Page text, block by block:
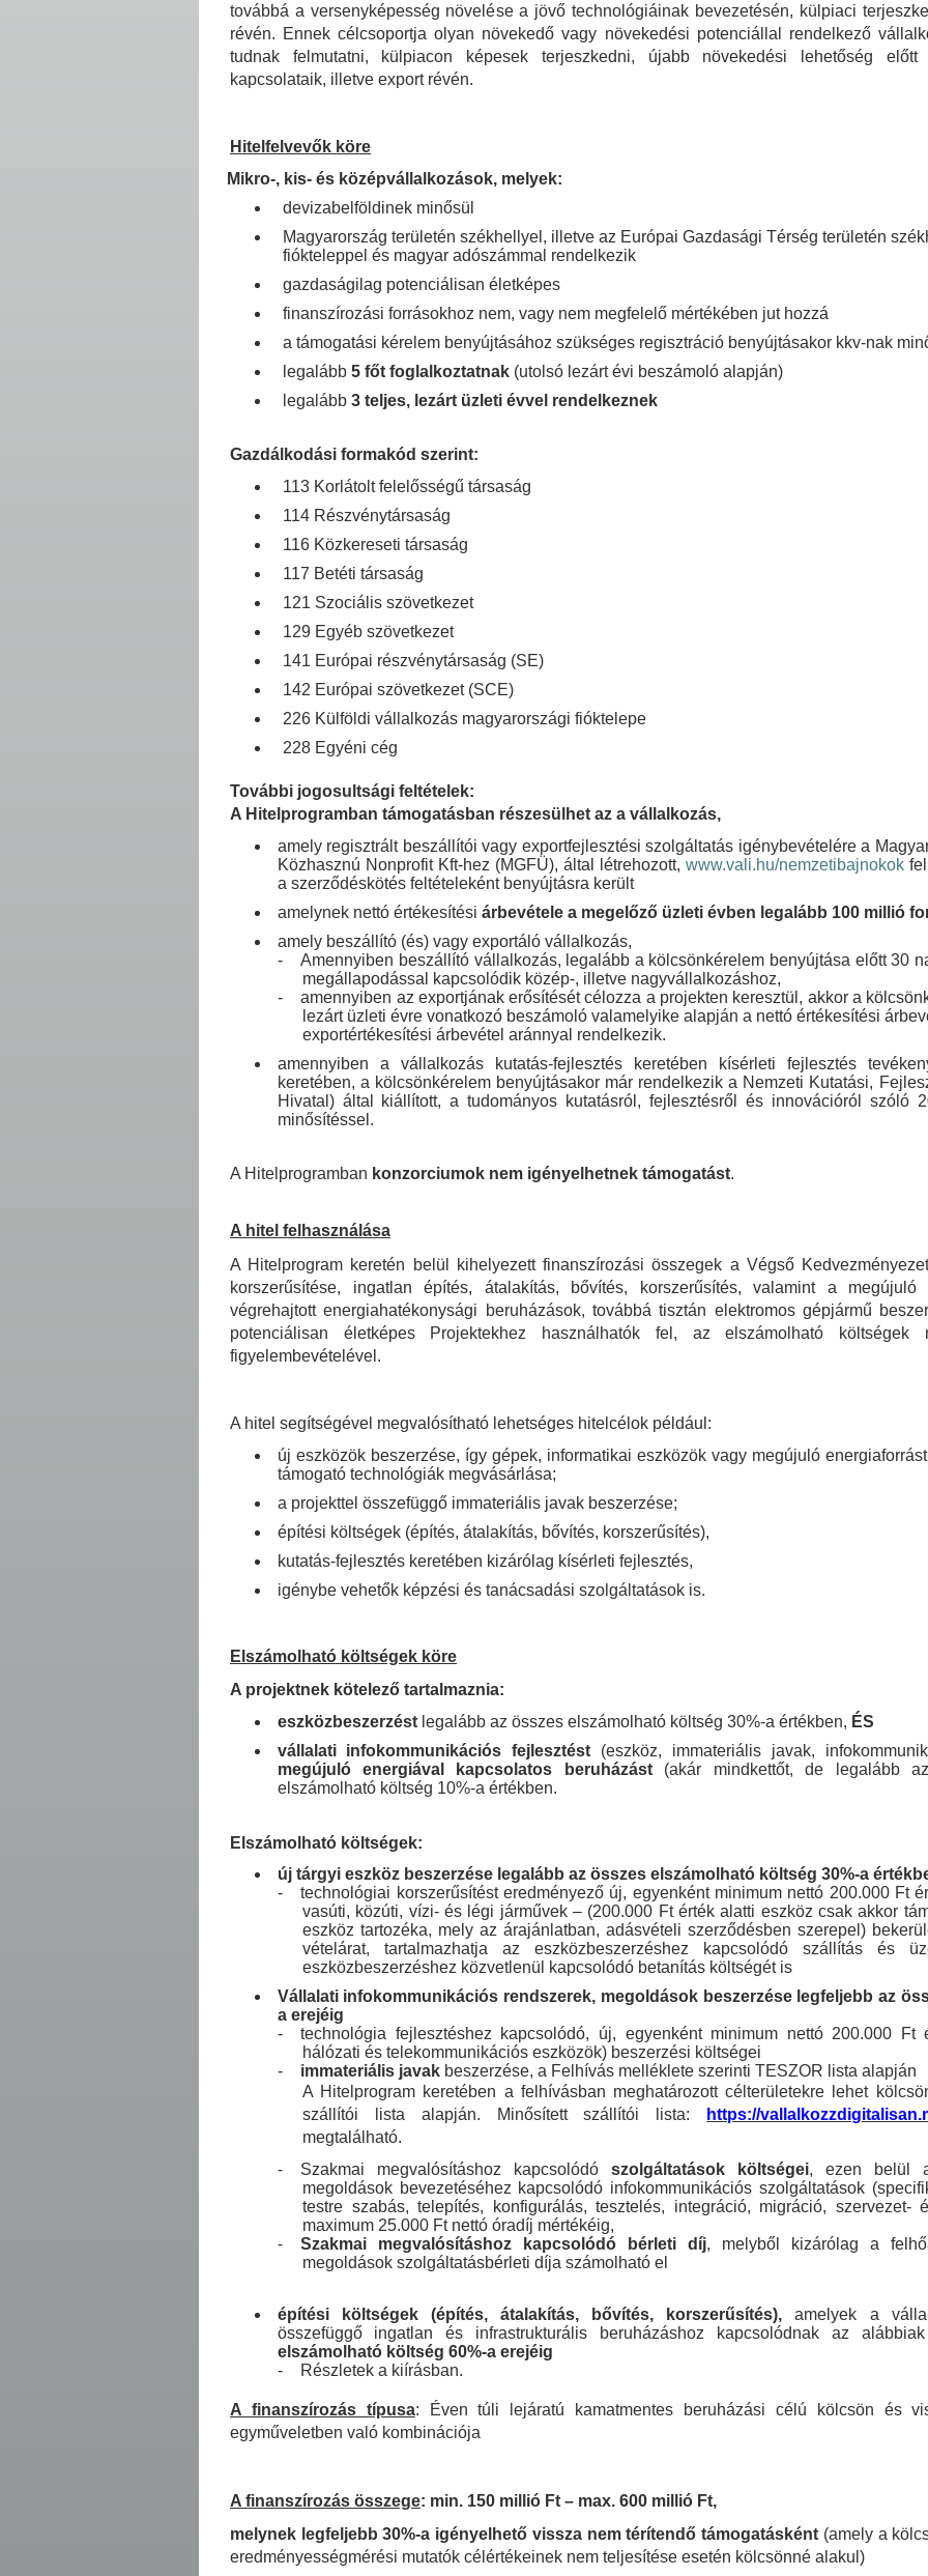
továbbá a versenyképesség növelése a jövő technológiáinak bevezetésén, külpiaci
révén. Ennek célcsoportja olyan növekedő vagy növekedési potenciállal rendelkező
tudnak felmutatni, külpiacon képesek terjeszkedni, újabb növekedési lehetőség
kapcsolataik, illetve export révén.
Hitelfelvevők köre
Mikro-, kis- és középvállalkozások, melyek:
devizabelföldinek minősül
Magyarország területén székhellyel, illetve az Európai Gazdasági Térség területén
fiókteleppel és magyar adószámmal rendelkezik
gazdaságilag potenciálisan életképes
finanszírozási forrásokhoz nem, vagy nem megfelelő mértékében jut hozzá
a támogatási kérelem benyújtásához szükséges regisztráció benyújtásakor kkv-nak
legalább 5 főt foglalkoztatnak(utolsó lezárt évi beszámoló alapján)
legalább 3 teljes, lezárt üzleti évvel rendelkeznek
Gazdálkodási formakód szerint:
113 Korlátolt felelősségű társaság
114 Részvénytársaság
116 Közkereseti társaság
117 Betéti társaság
121 Szociális szövetkezet
129 Egyéb szövetkezet
141 Európai részvénytársaság (SE)
142 Európai szövetkezet (SCE)
226 Külföldi vállalkozás magyarországi fióktelepe
228 Egyéni cég
További jogosultsági feltételek:
A Hitelprogramban támogatásban részesülhet az a vállalkozás,
amely regisztrált beszállítói vagy exportfejlesztési szolgáltatás igénybevételére a
Közhasznú Nonprofit Kft-hez (MGFÜ), által létrehozott, www.vali.hu/nemzetibajnokok
a szerződéskötés feltételeként benyújtásra került
amelynek nettó értékesítési árbevétele a megelőző üzleti évben legalább 100 millió
amely beszállító (és) vagy exportáló vállalkozás,
-
Amennyiben beszállító vállalkozás, legalább a kölcsönkérelem benyújtása előtt 30
megállapodással kapcsolódik közép-, illetve nagyvállalkozáshoz,
-
amennyiben az exportjának erősítését célozza a projekten keresztül, akkor a
lezárt üzleti évre vonatkozó beszámoló valamelyike alapján a nettó értékesítési
exportértékesítési árbevétel aránnyal rendelkezik.
amennyiben a vállalkozás kutatás-fejlesztés keretében kísérleti fejlesztés
keretében, a kölcsönkérelem benyújtásakor már rendelkezik a Nemzeti Kutatási,
Hivatal) által kiállított, a tudományos kutatásról, fejlesztésről és innovációról szóló
minősítéssel.
A Hitelprogramban konzorciumok nem igényelhetnek támogatást.
A hitel felhasználása
A Hitelprogram keretén belül kihelyezett finanszírozási összegek a Végső
korszerűsítése, ingatlan építés, átalakítás, bővítés, korszerűsítés, valamint a megújuló
végrehajtott energiahatékonysági beruházások, továbbá tisztán elektromos gépjármű
potenciálisan életképes Projektekhez használhatók fel, az elszámolható költségek
figyelembevételével.
A hitel segítségével megvalósítható lehetséges hitelcélok például:
új eszközök beszerzése, így gépek, informatikai eszközök vagy megújuló
támogató technológiák megvásárlása;
a projekttel összefüggő immateriális javak beszerzése;
építési költségek (építés, átalakítás, bővítés, korszerűsítés),
kutatás-fejlesztés keretében kizárólag kísérleti fejlesztés,
igénybe vehetők képzési és tanácsadási szolgáltatások is.
Elszámolható költségek köre
A projektnek kötelező tartalmaznia:
eszközbeszerzést legalább az összes elszámolható költség 30%-a értékben, ÉS
vállalati infokommunikációs fejlesztést (eszköz, immateriális javak,
megújuló energiával kapcsolatos beruházást (akár mindkettőt, de legalább
elszámolható költség 10%-a értékben.
Elszámolható költségek:
új tárgyi eszköz beszerzése legalább az összes elszámolható költség 30%-a
-
technológiai korszerűsítést eredményező új, egyenként minimum nettó 200.000 Ft
vasúti, közúti, vízi- és légi járművek – (200.000 Ft érték alatti eszköz csak akkor
eszköz tartozéka, mely az árajánlatban, adásvételi szerződésben szerepel)
vételárat, tartalmazhatja az eszközbeszerzéshez kapcsolódó szállítás és
eszközbeszerzéshez közvetlenül kapcsolódó betanítás költségét is
Vállalati infokommunikációs rendszerek, megoldások beszerzése legfeljebb az
a erejéig
-
technológia fejlesztéshez kapcsolódó, új, egyenként minimum nettó 200.000 Ft
hálózati és telekommunikációs eszközök) beszerzési költségei
-
immateriális javak beszerzése, a Felhívás melléklete szerinti TESZOR lista alapján
A Hitelprogram keretében a felhívásban meghatározott célterületekre lehet
szállítói lista alapján. Minősített szállítói lista:
https://
megtalálható.
-
Szakmai megvalósításhoz kapcsolódószolgáltatások költségei, ezen belül
megoldások bevezetéséhez kapcsolódó infokommunikációs szolgáltatások
testre szabás, telepítés, konfigurálás, tesztelés, integráció, migráció, szervezet-
maximum 25.000 Ft nettó óradíj mértékéig,
-
Szakmai megvalósításhoz kapcsolódó bérleti díj, melyből kizárólag a
megoldások szolgáltatásbérleti díja számolható el
építési költségek (építés, átalakítás, bővítés, korszerűsítés), amelyek a
összefüggő ingatlan és infrastrukturális beruházáshoz kapcsolódnak az
elszámolható költség 60%-a erejéig
-
Részletek a kiírásban.
A finanszírozás típusa: Éven túli lejáratú kamatmentes beruházási célú kölcsön és
egyműveletben való kombinációja
A finanszírozás összege: min. 150 millió Ft – max. 600 millió Ft,
melynek legfeljebb 30%-a igényelhető vissza nem térítendő támogatásként (amely a
eredményességmérési mutatók célértékeinek nem teljesítése esetén kölcsönné alakul)